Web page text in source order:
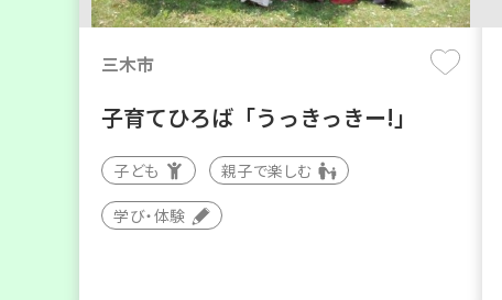
三木市
子育てひろば「うっきっきー!」
子ども 親子で楽しむ
学び・体験